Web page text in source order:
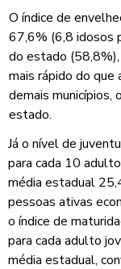
O índice de
67,6% (6,8 idosos
do estado (58,8%),
mais rápido do que
demais municípios,
estado.
Já o nível de
para cada 10
média estadual
pessoas ativas
o índice de
para cada adulto
média estadual,